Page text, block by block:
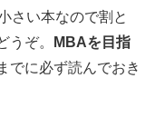
さい本なので割と
うぞ。
MBAを目指
でに必ず読んでおき